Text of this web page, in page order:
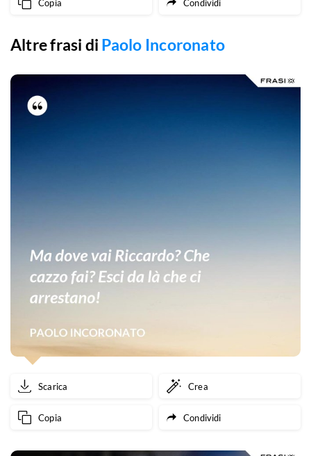
vista
pe’
na
Copia Condividi
Altre frasi di Paolo Incoronato
Scarica Crea
Copia Condividi